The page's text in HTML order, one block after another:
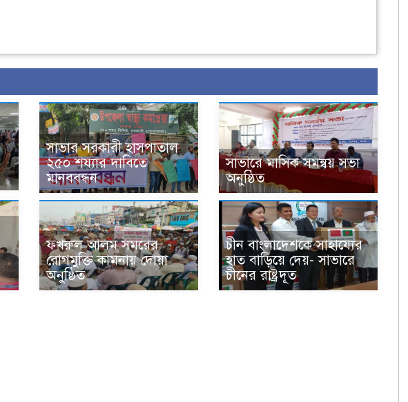
সাভার সরকারী হাসপাতাল
২৫০ শয্যার দাবিতে
মানববন্ধন
সাভারে ‍মাসিক সমন্বয় সভা
অনুষ্ঠিত
ফখরুল আলম সমরের
রোগমুক্তি কামনায় দোয়া
অনুষ্ঠিত
চীন বাংলাদেশকে সাহায্যের
হাত বাড়িয়ে দেয়- সাভারে
চীনের রাষ্ট্রদূত